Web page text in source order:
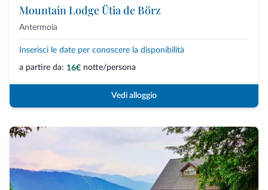
Mountain Lodge Ütia de Börz
Antermoia
Inserisci le date per conoscere la disponibilità
a partire da: 16€ notte/persona
Vedi alloggio